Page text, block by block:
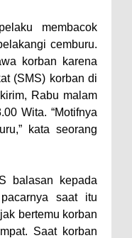
Mbo, Dorong
BSPS
Bima
Usulan Inpres
2026 dan
2027 ke BPJN
Disiplin ASN
Kolaborasi
Hadiri Rakornas
membacok
cemburu.
korban karena
(SMS) korban di
Rabu malam
Wita. “Motifnya
kata seorang
balasan kepada
saat itu
bertemu korban
Saat korban